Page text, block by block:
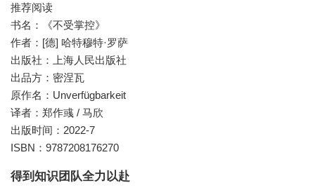
推荐阅读
书名：《不受掌控》
作者：[德] 哈特穆特·罗萨
出版社：上海人民出版社
出品方：密涅瓦
原作名：Unverfügbarkeit
译者：郑作彧 / 马欣
出版时间：2022-7
ISBN：9787208176270
得到知识团队全力以赴